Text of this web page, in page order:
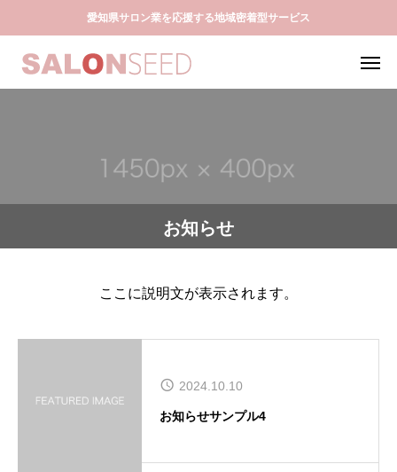
愛知県サロン業を応援する地域密着型サービス
お知らせ
ここに説明文が表示されます。
2024.10.10
お知らせサンプル4